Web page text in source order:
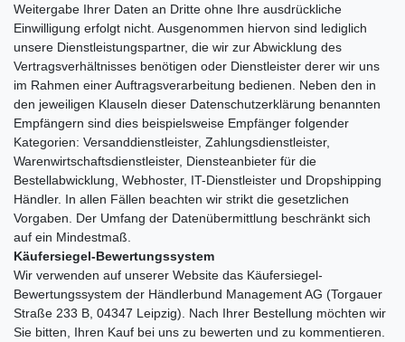
Weitergabe Ihrer Daten an Dritte ohne Ihre ausdrückliche
Einwilligung erfolgt nicht. Ausgenommen hiervon sind lediglich
unsere Dienstleistungspartner, die wir zur Abwicklung des
Vertragsverhältnisses benötigen oder Dienstleister derer wir uns
im Rahmen einer Auftragsverarbeitung bedienen. Neben den in
den jeweiligen Klauseln dieser Datenschutzerklärung benannten
Empfängern sind dies beispielsweise Empfänger folgender
Kategorien: Versanddienstleister, Zahlungsdienstleister,
Warenwirtschaftsdienstleister, Diensteanbieter für die
Bestellabwicklung, Webhoster, IT-Dienstleister und Dropshipping
Händler. In allen Fällen beachten wir strikt die gesetzlichen
Vorgaben. Der Umfang der Datenübermittlung beschränkt sich
auf ein Mindestmaß.
Käufersiegel-Bewertungssystem
Wir verwenden auf unserer Website das Käufersiegel-
Bewertungssystem der Händlerbund Management AG (Torgauer
Straße 233 B, 04347 Leipzig). Nach Ihrer Bestellung möchten wir
Sie bitten, Ihren Kauf bei uns zu bewerten und zu kommentieren.